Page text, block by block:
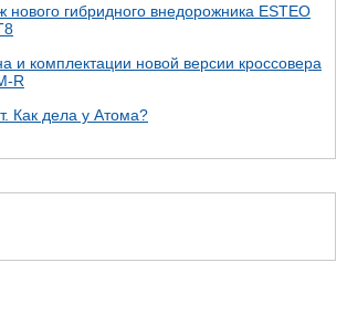
нового гибридного внедорожника ESTEO
и комплектации новой версии кроссовера
R
Как дела у Атома?